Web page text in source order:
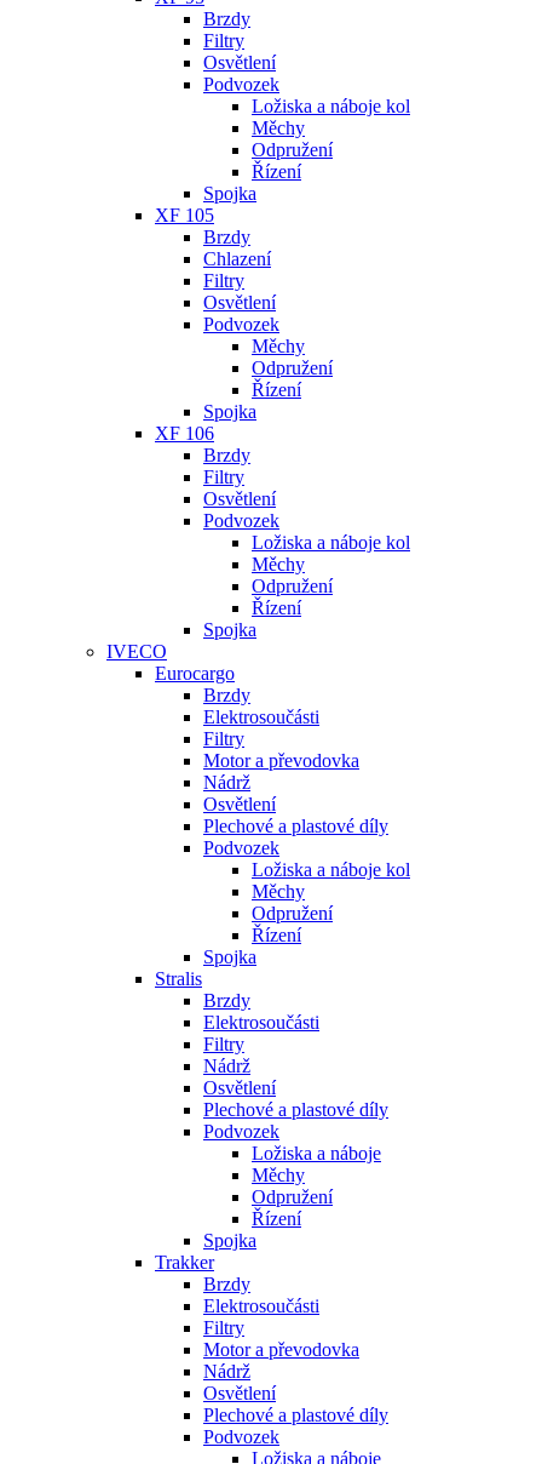
Brzdy
Filtry
Osvětlení
Podvozek
Ložiska a náboje kol
Měchy
Odpružení
Řízení
Spojka
XF 105
Brzdy
Chlazení
Filtry
Osvětlení
Podvozek
Měchy
Odpružení
Řízení
Spojka
XF 106
Brzdy
Filtry
Osvětlení
Podvozek
Ložiska a náboje kol
Měchy
Odpružení
Řízení
Spojka
IVECO
Eurocargo
Brzdy
Elektrosoučásti
Filtry
Motor a převodovka
Nádrž
Osvětlení
Plechové a plastové díly
Podvozek
Ložiska a náboje kol
Měchy
Odpružení
Řízení
Spojka
Stralis
Brzdy
Elektrosoučásti
Filtry
Nádrž
Osvětlení
Plechové a plastové díly
Podvozek
Ložiska a náboje
Měchy
Odpružení
Řízení
Spojka
Trakker
Brzdy
Elektrosoučásti
Filtry
Motor a převodovka
Nádrž
Osvětlení
Plechové a plastové díly
Podvozek
Ložiska a náboje